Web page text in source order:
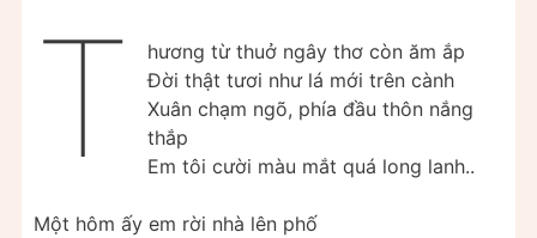
T
hương từ thuở ngây thơ còn ăm ắp
Đời thật tươi như lá mới trên cành
Xuân chạm ngõ, phía đầu thôn nắng
thắp
Em tôi cười màu mắt quá long lanh..
Một hôm ấy em rời nhà lên phố